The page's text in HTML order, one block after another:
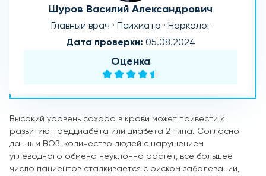
Шуров Василий Александрович
Главный врач · Психиатр · Нарколог
Дата проверки: 05.08.2024
Оценка
Высокий уровень сахара в крови может привести к
развитию преддиабета или диабета 2 типа. Согласно
данным ВОЗ, количество людей с нарушением
углеводного обмена неуклонно растет, все большее
число пациентов сталкивается с риском заболеваний,